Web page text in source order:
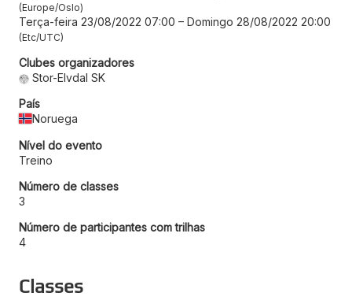
Europe/Oslo
Terça-feira 23/08/2022 07:00 – Domingo 28/08/2022 20:00
Etc/UTC
Clubes organizadores
Stor-Elvdal SK
País
Noruega
Nível do evento
Treino
Número de classes
3
Número de participantes com trilhas
4
Classes